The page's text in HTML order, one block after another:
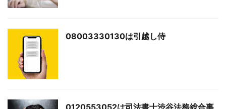
08003330130は引越し侍
0120553052は司法書士渋谷法務総合事